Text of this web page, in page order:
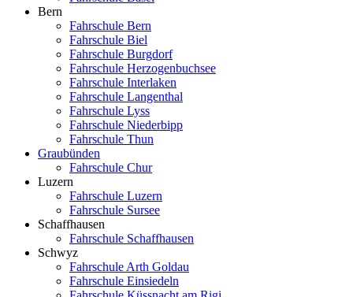
Bern
Fahrschule Bern
Fahrschule Biel
Fahrschule Burgdorf
Fahrschule Herzogenbuchsee
Fahrschule Interlaken
Fahrschule Langenthal
Fahrschule Lyss
Fahrschule Niederbipp
Fahrschule Thun
Graubünden
Fahrschule Chur
Luzern
Fahrschule Luzern
Fahrschule Sursee
Schaffhausen
Fahrschule Schaffhausen
Schwyz
Fahrschule Arth Goldau
Fahrschule Einsiedeln